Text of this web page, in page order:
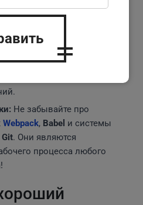
таких как клики на
Библиотеки, такие как
, позволяют ускорять
Не забывайте про
Webpack, Babel и системы
Git. Они являются
процесса любого